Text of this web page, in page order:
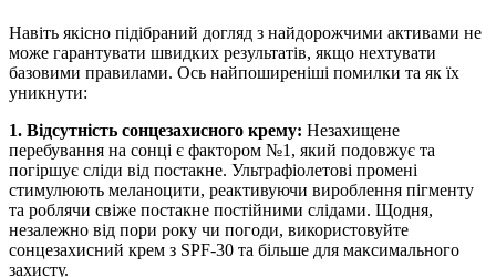
Навіть якісно підібраний догляд з найдорожчими активами не
може гарантувати швидких результатів, якщо нехтувати
базовими правилами. Ось найпоширеніші помилки та як їх
уникнути:
1. Відсутність сонцезахисного крему: Незахищене
перебування на сонці є фактором №1, який подовжує та
погіршує сліди від постакне. Ультрафіолетові промені
стимулюють меланоцити, реактивуючи вироблення пігменту
та роблячи свіже постакне постійними слідами. Щодня,
незалежно від пори року чи погоди, використовуйте
сонцезахисний крем з SPF-30 та більше для максимального
захисту.